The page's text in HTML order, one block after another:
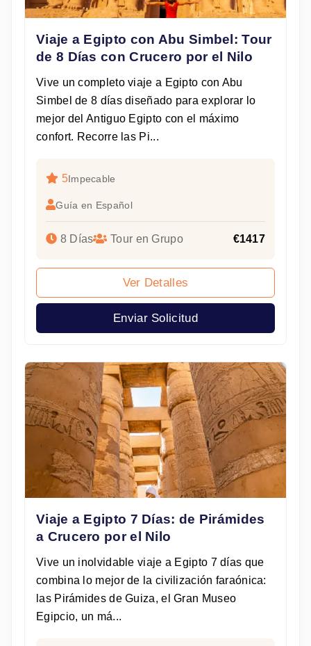
Viaje a Egipto con Abu Simbel: Tour
de 8 Días con Crucero por el Nilo
Vive un completo viaje a Egipto con Abu
Simbel de 8 días diseñado para explorar lo
mejor del Antiguo Egipto con el máximo
confort. Recorre las Pi...
5Impecable
Guía en Español
8 Días Tour en Grupo €1417
Ver Detalles
Enviar Solicitud
Viaje a Egipto 7 Días: de Pirámides
a Crucero por el Nilo
Vive un inolvidable viaje a Egipto 7 días que
combina lo mejor de la civilización faraónica:
las Pirámides de Guiza, el Gran Museo
Egipcio, un má...